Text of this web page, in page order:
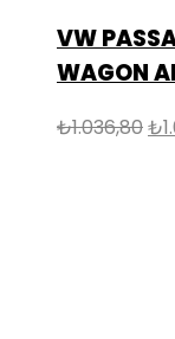
VW
WAGON
₺1.036,80₺